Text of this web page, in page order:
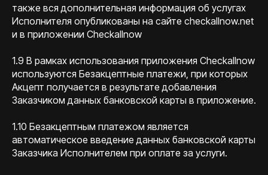
также вся дополнительная информация об услугах
Исполнителя опубликованы на сайте checkallnow.net
и в приложении Checkallnow
1.9 В рамках использования приложения Checkallnow
используются Безакцептные платежи, при которых
Акцепт получается в результате добавления
Заказчиком данных банковской карты в приложение.
1.10 Безакцептным платежом является
автоматическое введение данных банковской карты
Заказчика Исполнителем при оплате за услуги.